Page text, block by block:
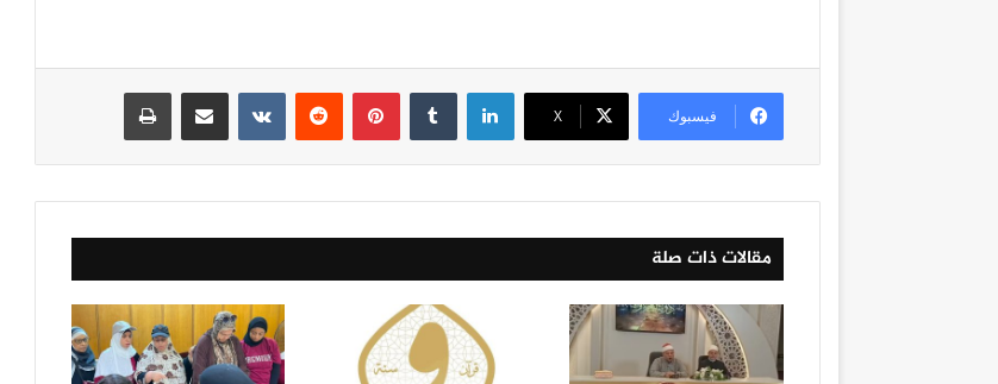
فيسبوك ‫X
لينكدإن بينتيريست
مقالات ذات صلة